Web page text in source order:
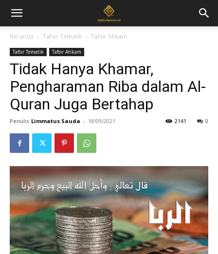
Beranda Tafsir Tematik Tafsir Ahkam
Tafsir Tematik Tafsir Ahkam
Tidak Hanya Khamar,
Pengharaman Riba dalam Al-
Quran Juga Bertahap
Penulis Limmatus Sauda - 18/09/2021 0
2141